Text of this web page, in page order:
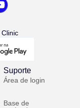
Suporte
Área de login
Base de